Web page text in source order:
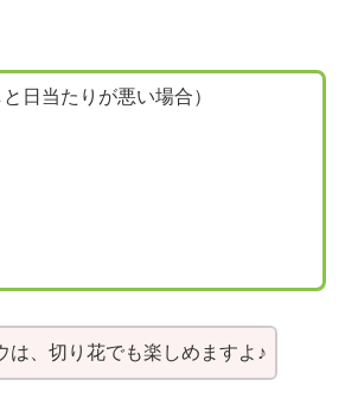
日当たりが悪い場合）
は、切り花でも楽しめますよ♪